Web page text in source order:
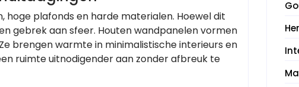
plafonds en harde materialen. Hoewel dit
gebrek aan sfeer. Houten wandpanelen vormen
brengen warmte in minimalistische interieurs en
ruimte uitnodigender aan zonder afbreuk te